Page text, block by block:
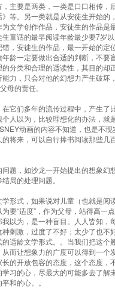
主要是两类，一类是口口相传，
等。另一类就是从安徒生开始的
文学创作作品，安徒生的作品是
童话的最早阅读年龄最少要7岁
，安徒生的作品，最一开始的定
龄一定要做出合适的判断，不要
分类和合理的适读性，其目的却
力，只会对他的幻想力产生破坏
母的责任。
它们多年的流传过程中，产生了
人以为，比较理想化的办法，就
动画的内容不知道，也是不
将来，可以自行捧书阅读那些几
题，如沙龙一开始提出的想象幻
局的处理问题。
形式，如果说对儿童（也就是阅
要“适度”，作为父母，站得高一
以为，是一种盲目。人人皆知，
刺激，过度了不好；太少了也不
适龄文学形式。。当我们把这个
而让想象力的广度可以得到一个
的开放包容的态度，这个态度，
习的心，尽最大的可能多去了解
和的心。。